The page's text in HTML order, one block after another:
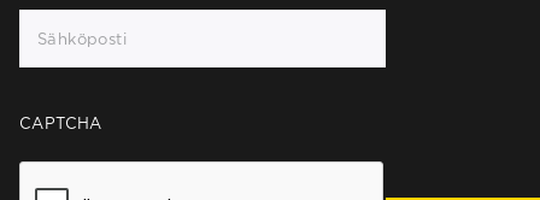
CAPTCHA